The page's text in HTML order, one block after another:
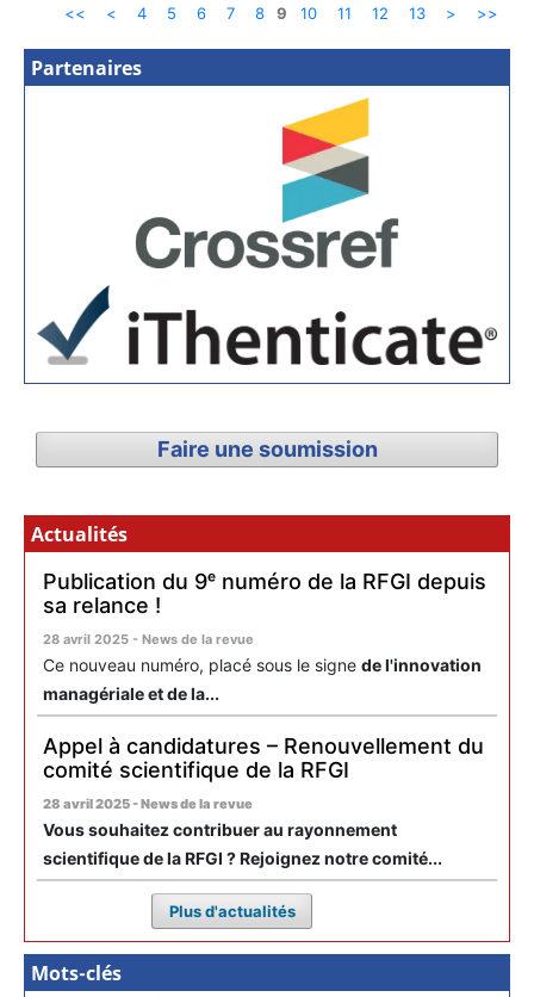
<<
< 4 5 6 7 8 9 10 11 12 13 > >>
Partenaires
Faire une soumission
Actualités
Publication du 9ᵉ numéro de la RFGI depuis
sa relance !
28 avril 2025 - News de la revue
Ce nouveau numéro, placé sous le signe de l'innovation
managériale et de la...
Appel à candidatures – Renouvellement du
comité scientifique de la RFGI
28 avril 2025 - News de la revue
Vous souhaitez contribuer au rayonnement
scientifique de la RFGI ? Rejoignez notre comité...
Plus d'actualités
Mots-clés